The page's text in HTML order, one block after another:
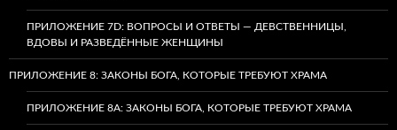
ПРИЛОЖЕНИЕ 7D: ВОПРОСЫ И ОТВЕТЫ — ДЕВСТВЕННИЦЫ,
ВДОВЫ И РАЗВЕДЁННЫЕ ЖЕНЩИНЫ
ПРИЛОЖЕНИЕ 8: ЗАКОНЫ БОГА, КОТОРЫЕ ТРЕБУЮТ ХРАМА
ПРИЛОЖЕНИЕ 8A: ЗАКОНЫ БОГА, КОТОРЫЕ ТРЕБУЮТ ХРАМА